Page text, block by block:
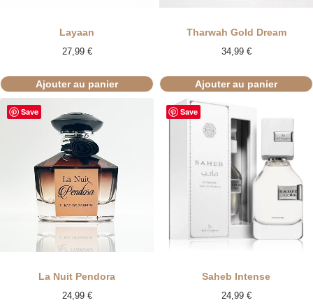
Layaan
27,99 €
Ajouter au panier
Tharwah Gold Dream
34,99 €
Ajouter au panier
Save
La Nuit Pendora
24,99 €
Save
Saheb Intense
24,99 €